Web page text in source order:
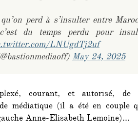
perd à s’insulter entre
du temps perdu pour
LNUgdTj2uf
May 24, 2025
courant, et autorisé,
médiatique (il a été en couple
Anne-Elisabeth Lemoine)…